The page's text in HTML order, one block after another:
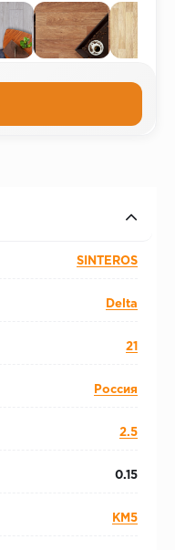
SINTEROS
Delta
21
Россия
2.5
0.15
КМ5